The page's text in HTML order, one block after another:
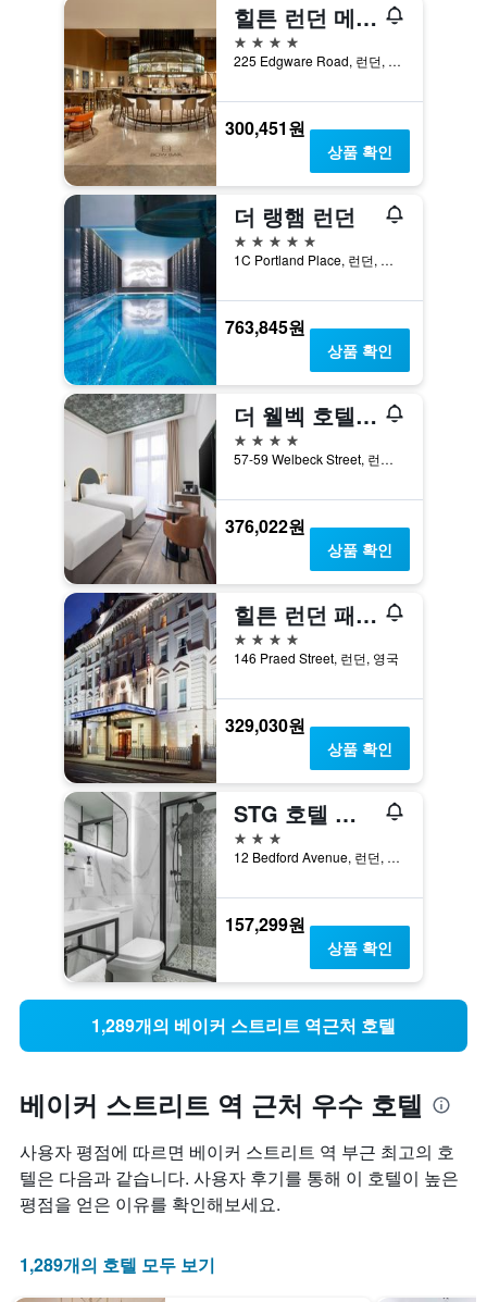
힐튼 런던 메트로폴
4성급
225 Edgware Road, 런던, 영국
300,451원
상품 확인
더 랭햄 런던
5성급
1C Portland Place, 런던, 영국
763,845원
상품 확인
더 웰벡 호텔, 바이 IHG
4성급
57-59 Welbeck Street, 런던, 영국
376,022원
상품 확인
힐튼 런던 패딩턴
4성급
146 Praed Street, 런던, 영국
329,030원
상품 확인
STG 호텔 런던 옥스퍼드 스트리트
3성급
12 Bedford Avenue, 런던, 영국
157,299원
상품 확인
1,289개의 베이커 스트리트 역근처 호텔
베이커 스트리트 역 근처 우수 호텔
사용자 평점에 따르면 베이커 스트리트 역 부근 최고의 호
텔은 다음과 같습니다. 사용자 후기를 통해 이 호텔이 높은
평점을 얻은 이유를 확인해보세요.
1,289개의 호텔 모두 보기